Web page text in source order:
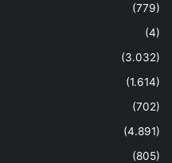
(779)
(4)
(3.032)
(1.614)
(702)
(4.891)
(805)